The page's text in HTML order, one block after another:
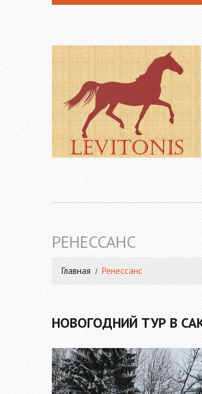
РЕНЕССАНС
Главная Ренессанс
НОВОГОДНИЙ ТУР В